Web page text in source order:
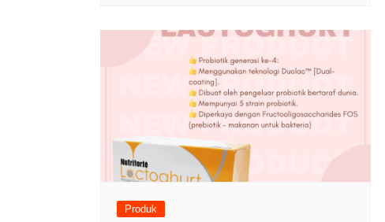
Produk